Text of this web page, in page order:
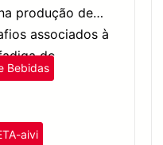
produção de
associados à
do
humano.
Bebidas
aivi